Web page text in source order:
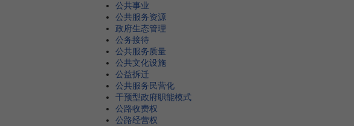
公共事业
公共服务资源
政府生态管理
公务接待
公共服务质量
公共文化设施
公益拆迁
公共服务民营化
干预型政府职能模式
公路收费权
公路经营权